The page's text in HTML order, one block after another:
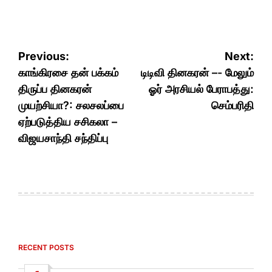
Post
navigation
Previous:
காங்கிரசை தன் பக்கம்
திருப்ப தினகரன்
முயற்சியா?: சலசலப்பை
ஏற்படுத்திய சசிகலா –
விஜயசாந்தி சந்திப்பு
Next:
டிடிவி தினகரன் –- மேலும்
ஓர் அரசியல் பேராபத்து:
செம்பரிதி
RECENT POSTS